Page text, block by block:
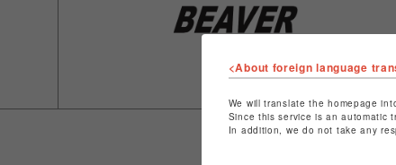
<About foreign language
We will translate the homepage
Since this service is an automatic
In addition, we do not take any